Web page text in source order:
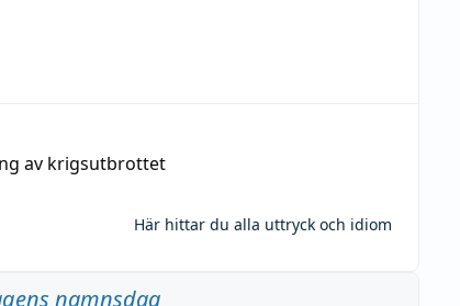
av krigsutbrottet
Här hittar du alla uttryck och idiom
namnsdag